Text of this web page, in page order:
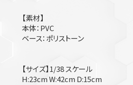
【素材】
本体：PVC
ベース：ポリストーン
【サイズ】1/38 スケール
H:23cm W:42cm D:15cm